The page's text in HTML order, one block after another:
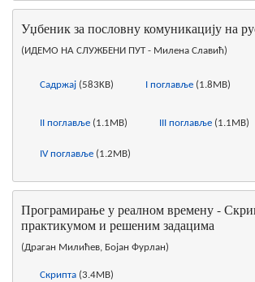
Уџбеник за пословну комуникацију на
(ИДЕМО НА СЛУЖБЕНИ ПУТ - Милена Славић)
Садржај (583KB) I поглавље (1.8MB)
II поглавље (1.1MB) III поглавље (1.1MB)
IV поглавље (1.2MB)
Програмирање у реалном времену -
практикумом и решеним задацима
(Драган Милићев, Бојан Фурлан)
Скрипта (3.4MB)